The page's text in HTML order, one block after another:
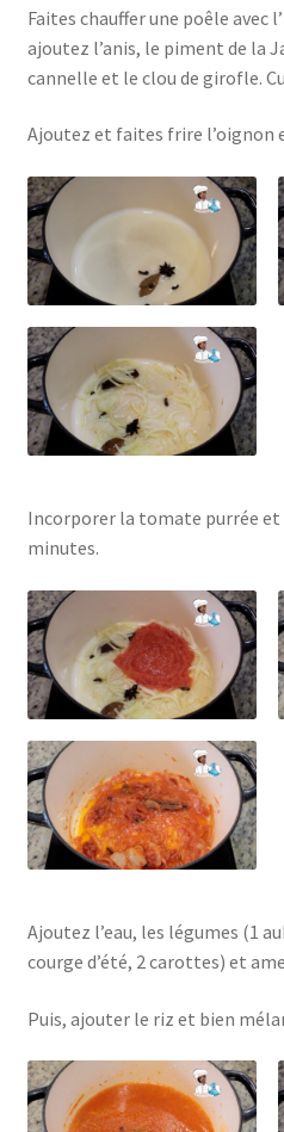
Faites chauffer une poêle avec
ajoutez l’anis, le piment de la
cannelle et le clou de girofle.
Ajoutez et faites frire l’oignon
Incorporer la tomate purrée et
minutes.
Ajoutez l’eau, les légumes (1
courge d’été, 2 carottes) et
Puis, ajouter le riz et bien